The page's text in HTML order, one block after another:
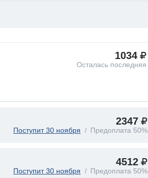
1034
Осталась последняя
2347
Поступит 30 ноября Предоплата 50%
4512
Поступит 30 ноября Предоплата 50%